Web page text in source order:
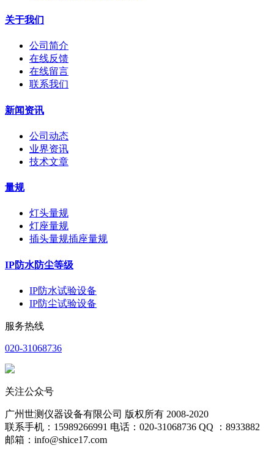
关于我们
公司简介
在线反馈
在线留言
联系我们
新闻资讯
公司动态
业界资讯
技术文章
量规
灯头量规
灯座量规
插头量规插座量规
IP防水防尘等级
IP防水试验设备
IP防尘试验设备
服务热线
020-31068736
关注公众号
广州世测仪器设备有限公司 版权所有 2008-2020
联系手机：15989266991 电话：020-31068736 QQ ：8933882
邮箱：info@shice17.com